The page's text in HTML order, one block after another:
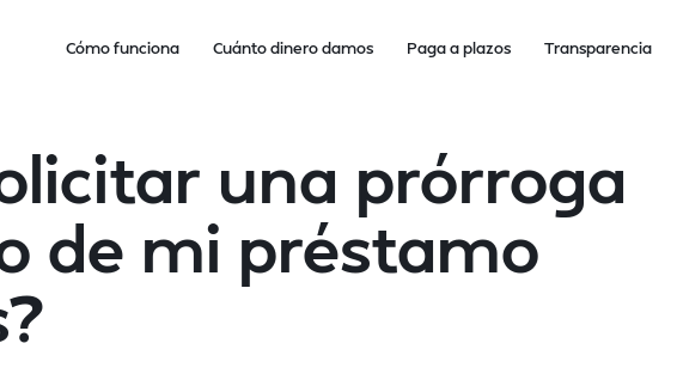
Cómo funciona Cuánto dinero damos Paga a plazos Transparencia
una prórroga
de mi préstamo